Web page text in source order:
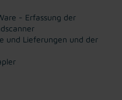
- Erfassung der
und Lieferungen und der